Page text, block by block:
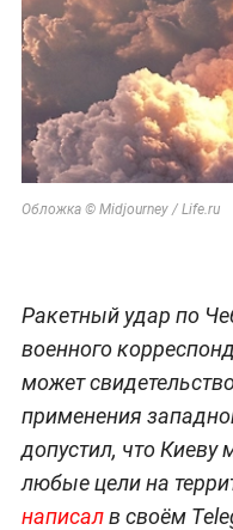
Обложка © Midjourney / Life.ru
Ракетный удар по
военного
может
применения
допустил, что Киеву
любые цели на
написалв своём